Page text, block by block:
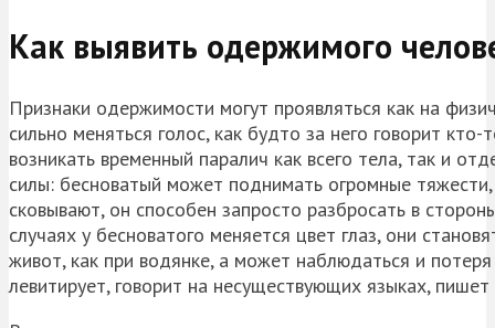
Как выявить одержимого
Признаки одержимости могут проявляться как на
сильно меняться голос, как будто за него говорит
возникать временный паралич как всего тела, так и
силы: бесноватый может поднимать огромные
сковывают, он способен запросто разбросать в
случаях у бесноватого меняется цвет глаз, они
живот, как при водянке, а может наблюдаться и
левитирует, говорит на несуществующих языках,